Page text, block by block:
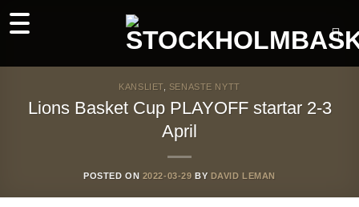
to
KANSLIET, SENASTE NYTT
Lions Basket Cup PLAYOFF startar 2-3
April
POSTED ON 2022-03-29 BY DAVID LEMAN